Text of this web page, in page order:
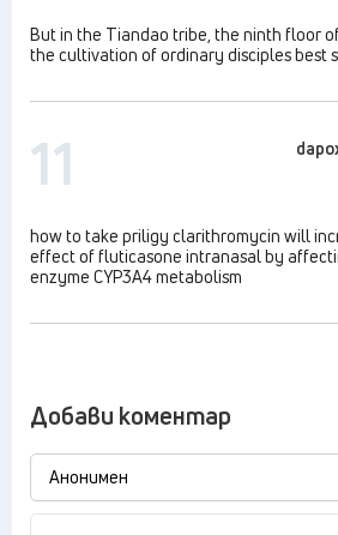
But in the Tiandao tribe, the ninth floor
the cultivation of ordinary disciples best
11
how to take priligy clarithromycin will
effect of fluticasone intranasal by
enzyme CYP3A4 metabolism
Добави коментар